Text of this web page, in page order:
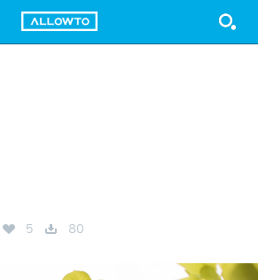
5 80